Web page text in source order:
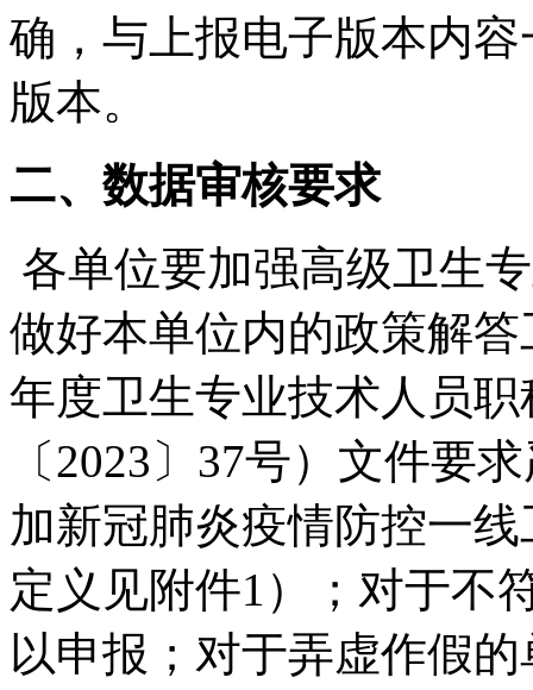
确，与上报电子版本内
版本。
二、数据审核要求
各单位要加强高级卫生
做好本单位内的政策解
年度卫生专业技术人员
〔2023〕37号）文件要
加新冠肺炎疫情防控一
定义见附件1）；对于不
以申报；对于弄虚作假